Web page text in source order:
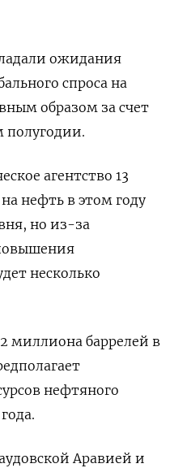
ожидания
спроса на
образом за счет
полугодии.
агентство 13
нефть в этом году
но из-за
несколько
миллиона баррелей в
нефтяного
Аравией и